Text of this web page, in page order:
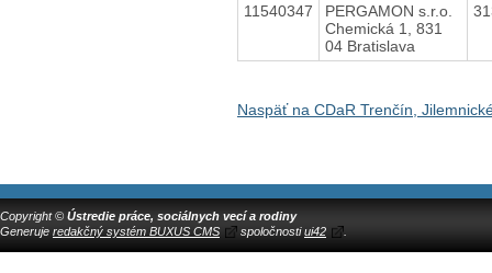
11540347
PERGAMON s.r.o.
Chemická 1, 831
04 Bratislava
Naspäť na CDaR Trenčín,
Copyright © Ústredie práce, sociálnych vecí a rodiny
Generuje redakčný systém BUXUS CMS spoločnostiui42